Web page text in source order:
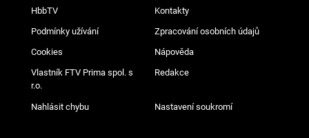
HbbTV Kontakty
Podmínky užívání Zpracování osobních údajů
Cookies Nápověda
Vlastník FTV Prima spol. s
r.o.
Redakce
Nahlásit chybu Nastavení soukromí